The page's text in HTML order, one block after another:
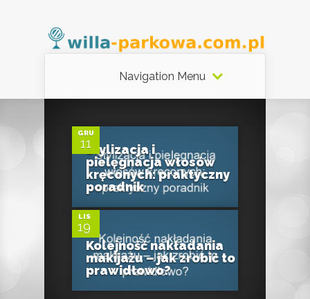
Navigation Menu
GRU
11Stylizacja i
pielęgnacja włosów
kręconych: praktyczny
poradnik
LIS
19
0
Kolejność nakładania
makijażu – jak zrobić to
prawidłowo?